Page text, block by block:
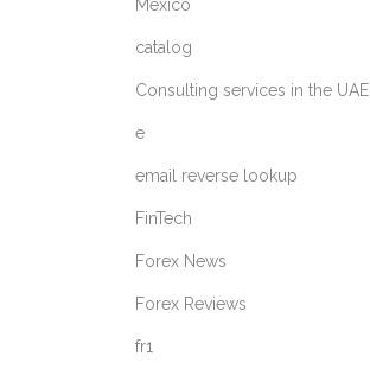
México
catalog
Consulting services in the UAE
e
email reverse lookup
FinTech
Forex News
Forex Reviews
fr1